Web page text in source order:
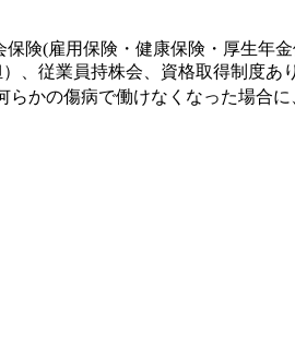
険(雇用保険・健康保険・厚生年
、従業員持株会、資格取得制度あ
らかの傷病で働けなくなった場合